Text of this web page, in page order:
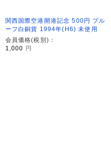
関西国際空港開港記念 500円 プル
ーフ白銅貨 1994年(H6) 未使用
会員価格(税別)：
1,000 円